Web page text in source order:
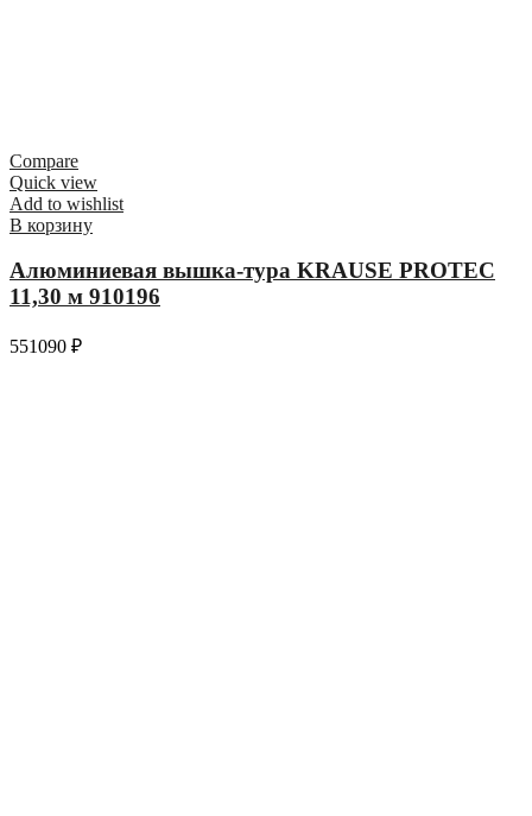
Compare
Quick view
Add to wishlist
В корзину
Алюминиевая вышка-тура KRAUSE PROTEC
11,30 м 910196
551090 ₽